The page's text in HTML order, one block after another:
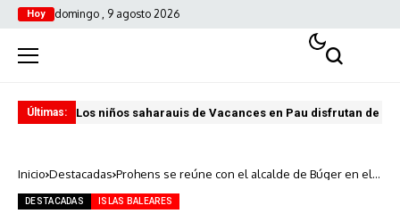
Hoy domingo , 9 agosto 2026
Últimas: Los niños saharauis de Vacances en Pau disfrutan de
Inicio Destacadas Prohens se reúne con el alcalde de Búger en el
DESTACADAS ISLAS BALEARES